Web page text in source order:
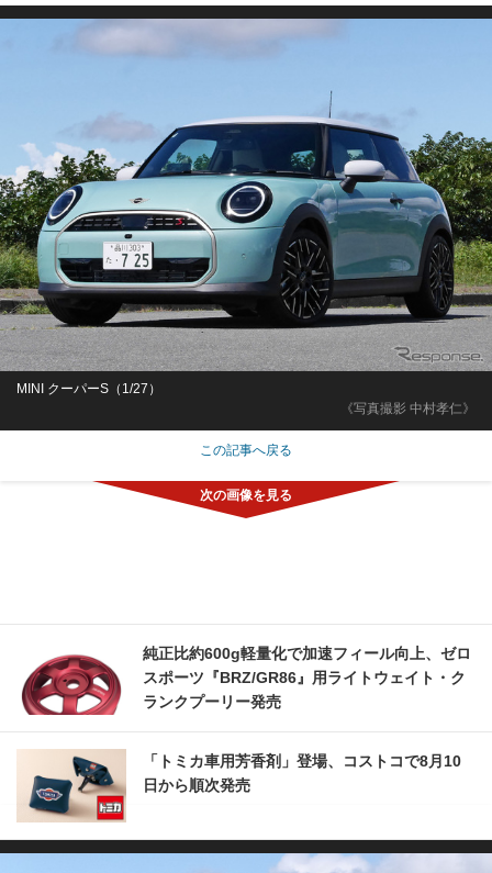
《写真撮影 中村孝仁》
MINI クーパーS（1/27）
この記事へ戻る
純正比約600g軽量化で加速フィール向上、ゼロ
スポーツ『BRZ/GR86』用ライトウェイト・ク
ランクプーリー発売
「トミカ車用芳香剤」登場、コストコで8月10
日から順次発売